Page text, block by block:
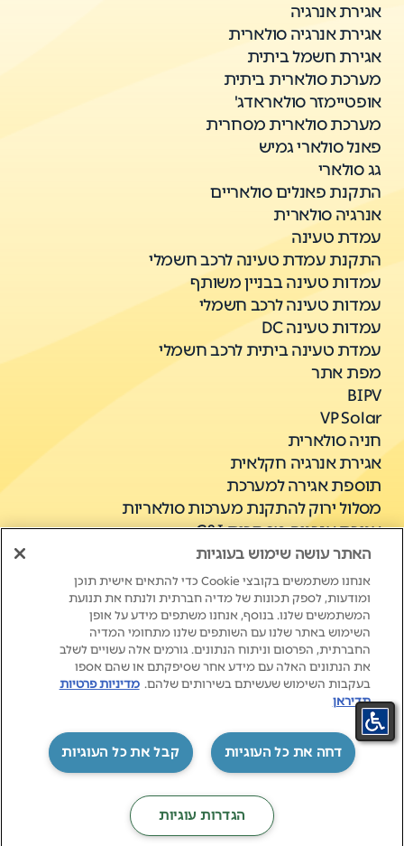
אגירת אנרגיה
אגירת אנרגיה סולארית
אגירת חשמל ביתית
מערכת סולארית ביתית
אופטיימזר סולאראדג'
מערכת סולארית מסחרית
פאנל סולארי גמיש
גג סולארי
התקנת פאנלים סולאריים
אנרגיה סולארית
עמדת טעינה
התקנת עמדת טעינה לרכב חשמלי
עמדות טעינה בבניין משותף
עמדות טעינה לרכב חשמלי
עמדות טעינה DC
עמדת טעינה ביתית לרכב חשמלי
מפת אתר
BIPV
VP Solar
חניה סולארית
אגירת אנרגיה חקלאית
תוספת אגירה למערכת
מסלול ירוק להתקנת מערכות סולאריות
אגירת אנרגיה מסחרית C&I
New Life. New Energy.
האתר עושה שימוש בעוגיות
אנחנו משתמשים בקובצי Cookie כדי להתאים אישית תוכן
ומודעות, לספק תכונות של מדיה חברתית ולנתח את תנועת
המשתמשים שלנו. בנוסף, אנחנו משתפים מידע על אופן
השימוש באתר שלנו עם השותפים שלנו מתחומי המדיה
החברתית, הפרסום וניתוח הנתונים. גורמים אלה עשויים לשלב
את הנתונים האלה עם מידע אחר שסיפקתם או שהם אספו
בעקבות השימוש שעשיתם בשירותים שלהם. מדיניות פרטיות
תדיראן
קבל את כל העוגיות ‏דחה את כל העוגיות
‏הגדרות עוגיות